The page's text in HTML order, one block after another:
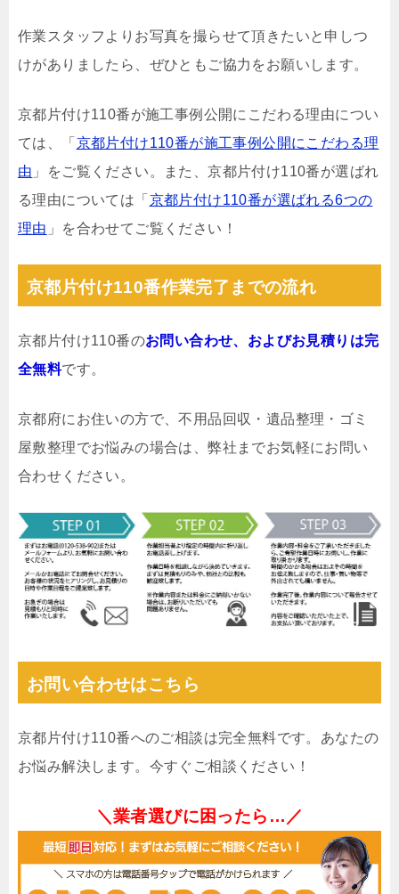
作業スタッフよりお写真を撮らせて頂きたいと申しつ
けがありましたら、ぜひともご協力をお願いします。
京都片付け110番が施工事例公開にこだわる理由につい
ては、「 京都片付け110番が施工事例公開にこだわる理
由 」をご覧ください。また、京都片付け110番が選ばれ
る理由については「 京都片付け110番が選ばれる6つの
理由 」を合わせてご覧ください！
京都片付け110番作業完了までの流れ
京都片付け110番のお問い合わせ、およびお見積りは完
全無料です。
京都府にお住いの方で、不用品回収・遺品整理・ゴミ
屋敷整理でお悩みの場合は、弊社までお気軽にお問い
合わせください。
お問い合わせはこちら
京都片付け110番へのご相談は完全無料です。あなたの
お悩み解決します。今すぐご相談ください！
＼業者選びに困ったら…／